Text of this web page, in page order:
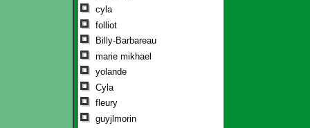
cyla
folliot
Billy-Barbareau
marie mikhael
yolande
Cyla
fleury
guyjlmorin